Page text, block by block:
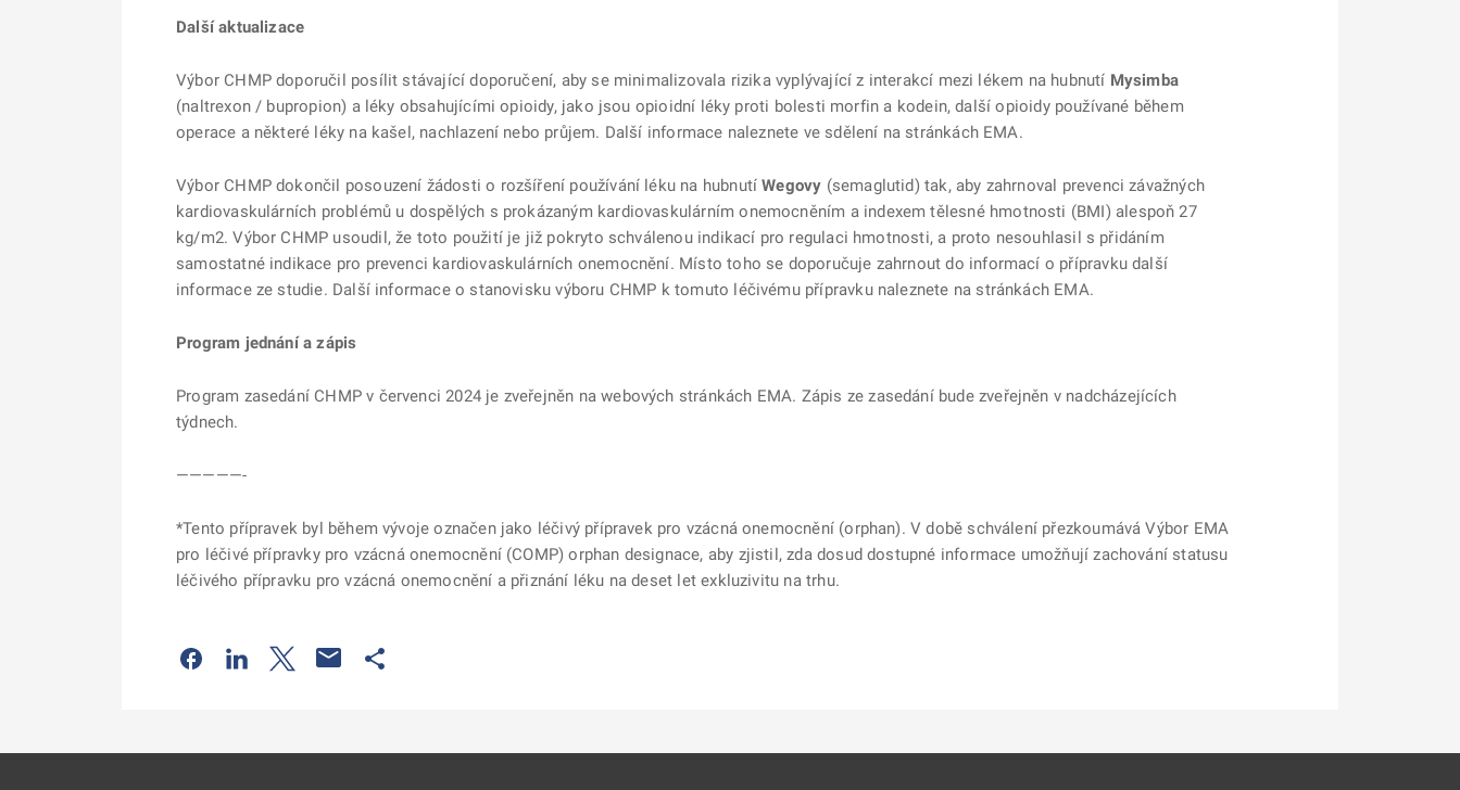
Další aktualizace
Výbor CHMP doporučil posílit stávající doporučení, aby se minimalizovala rizika vyplývající z interakcí mezi lékem na hubnutí Mysimba
(naltrexon / bupropion) a léky obsahujícími opioidy, jako jsou opioidní léky proti bolesti morfin a kodein, další opioidy používané během
operace a některé léky na kašel, nachlazení nebo průjem. Další informace naleznete ve sdělení na stránkách EMA.
Výbor CHMP dokončil posouzení žádosti o rozšíření používání léku na hubnutíWegovy (semaglutid) tak, aby zahrnoval prevenci závažných
kardiovaskulárních problémů u dospělých s prokázaným kardiovaskulárním onemocněním a indexem tělesné hmotnosti (BMI) alespoň 27
kg/m2. Výbor CHMP usoudil, že toto použití je již pokryto schválenou indikací pro regulaci hmotnosti, a proto nesouhlasil s přidáním
samostatné indikace pro prevenci kardiovaskulárních onemocnění. Místo toho se doporučuje zahrnout do informací o přípravku další
informace ze studie. Další informace o stanovisku výboru CHMP k tomuto léčivému přípravku naleznete na stránkách EMA.
Program jednání a zápis
Program zasedání CHMP v červenci 2024 je zveřejněn na webových stránkách EMA. Zápis ze zasedání bude zveřejněn v nadcházejících
týdnech.
—————-
*Tento přípravek byl během vývoje označen jako léčivý přípravek pro vzácná onemocnění (orphan). V době schválení přezkoumává Výbor EMA
pro léčivé přípravky pro vzácná onemocnění (COMP) orphan designace, aby zjistil, zda dosud dostupné informace umožňují zachování statusu
léčivého přípravku pro vzácná onemocnění a přiznání léku na deset let exkluzivitu na trhu.
Odkaz se otevře na nové kartě
Odkaz se otevře na nové kartě
Odkaz se otevře na nové kartě